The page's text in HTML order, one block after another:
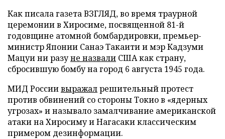
Как писала газета ВЗГЛЯД, во время траурной
церемонии в Хиросиме, посвященной 81-й
годовщине атомной бомбардировки, премьер-
министр Японии Санаэ Такаити и мэр Кадзуми
Мацуи ни разуне назвали США как страну,
сбросившую бомбу на город 6 августа 1945 года.
МИД Россиивыражалрешительный протест
против обвинений со стороны Токио в «ядерных
угрозах» и называло замалчивание американской
атаки на Хиросиму и Нагасаки классическим
примером дезинформации.